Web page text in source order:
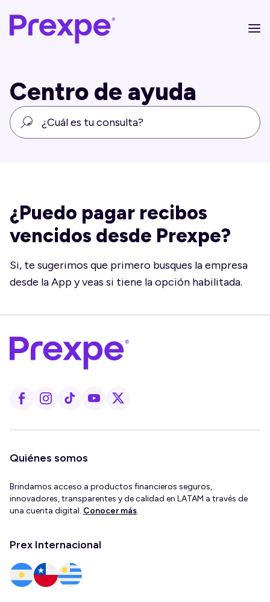
Centro de ayuda
¿Puedo pagar recibos
vencidos desde Prexpe?
Si, te sugerimos que primero busques la empresa
desde la App y veas si tiene la opción habilitada.
Quiénes somos
Brindamos acceso a productos financieros seguros,
innovadores, transparentes y de calidad en LATAM a través de
una cuenta digital. Conocer más.
Prex Internacional